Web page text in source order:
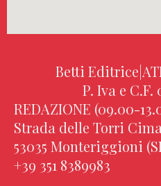
Betti Editrice|
P. Iva e C.F.
REDAZIONE (09.00-
Strada delle Torri
53035 Monteriggioni
+39 351 8389983